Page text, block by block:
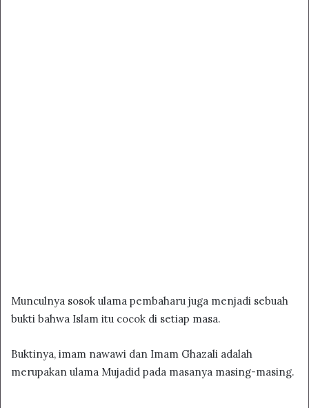
Munculnya sosok ulama pembaharu juga menjadi sebuah
bukti bahwa Islam itu cocok di setiap masa.
Buktinya, imam nawawi dan Imam Ghazali adalah
merupakan ulama Mujadid pada masanya masing-masing.